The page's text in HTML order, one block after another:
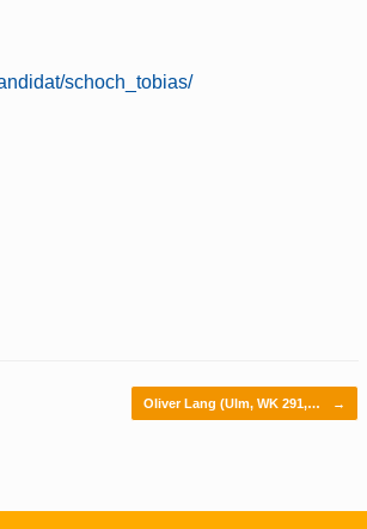
schoch_tobias/
Oliver Lang (Ulm, WK 291,… →